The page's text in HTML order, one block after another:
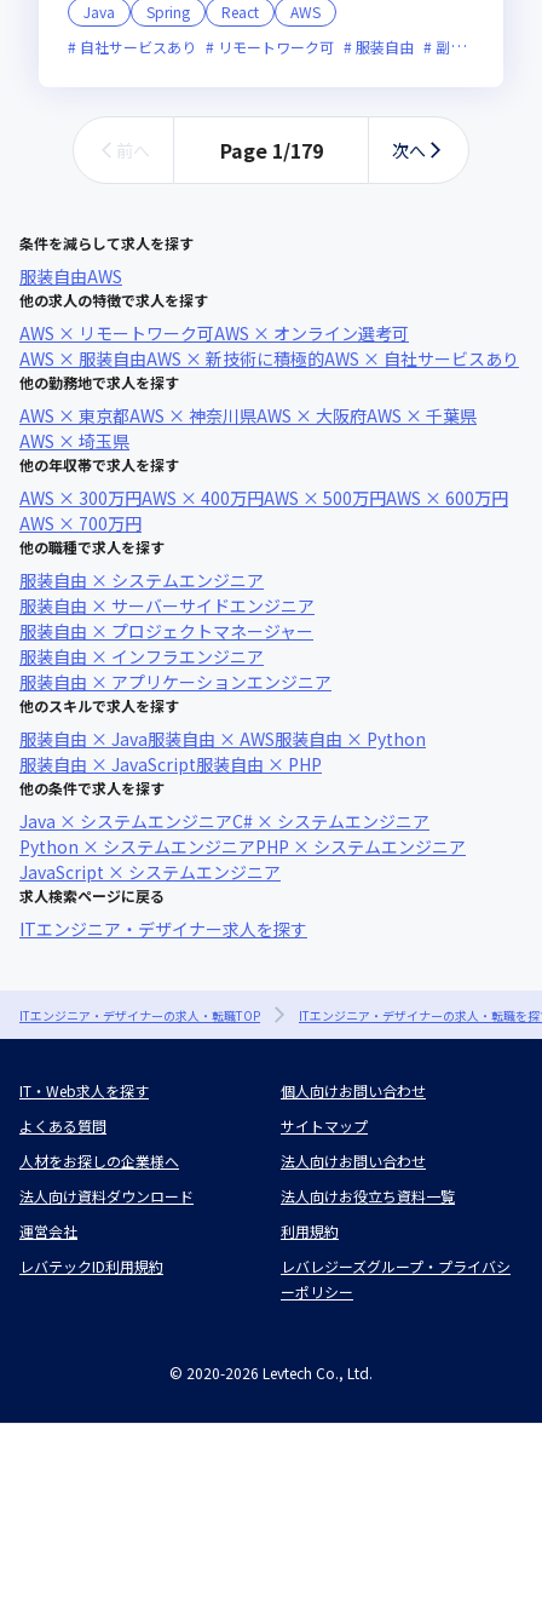
Java
Spring React
AWS
自社サービスあり
リモートワーク可 服装自由 副業可
前へ Page 1/179 次へ
条件を減らして求人を探す
服装自由AWS
他の求人の特徴で求人を探す
AWS × リモートワーク可AWS × オンライン選考可
AWS × 服装自由AWS × 新技術に積極的AWS × 自社サービスあり
他の勤務地で求人を探す
AWS × 東京都AWS × 神奈川県AWS × 大阪府AWS × 千葉県
AWS × 埼玉県
他の年収帯で求人を探す
AWS × 300万円AWS × 400万円AWS × 500万円AWS × 600万円
AWS × 700万円
他の職種で求人を探す
服装自由 × システムエンジニア
服装自由 × サーバーサイドエンジニア
服装自由 × プロジェクトマネージャー
服装自由 × インフラエンジニア
服装自由 × アプリケーションエンジニア
他のスキルで求人を探す
服装自由 × Java服装自由 × AWS服装自由 × Python
服装自由 × JavaScript服装自由 × PHP
他の条件で求人を探す
Java × システムエンジニアC# × システムエンジニア
Python × システムエンジニアPHP × システムエンジニア
JavaScript × システムエンジニア
求人検索ページに戻る
ITエンジニア・デザイナー求人を探す
ITエンジニア・デザイナーの求人・転職TOP ITエンジニア・デザイナーの求人・転職を
IT・Web求人を探す
個人向けお問い合わせ
よくある質問
サイトマップ
人材をお探しの企業様へ
法人向けお問い合わせ
法人向け資料ダウンロード
法人向けお役立ち資料一覧
運営会社
利用規約
レバテックID利用規約
レバレジーズグループ・プライバシ
ーポリシー
© 2020-2026 Levtech Co., Ltd.